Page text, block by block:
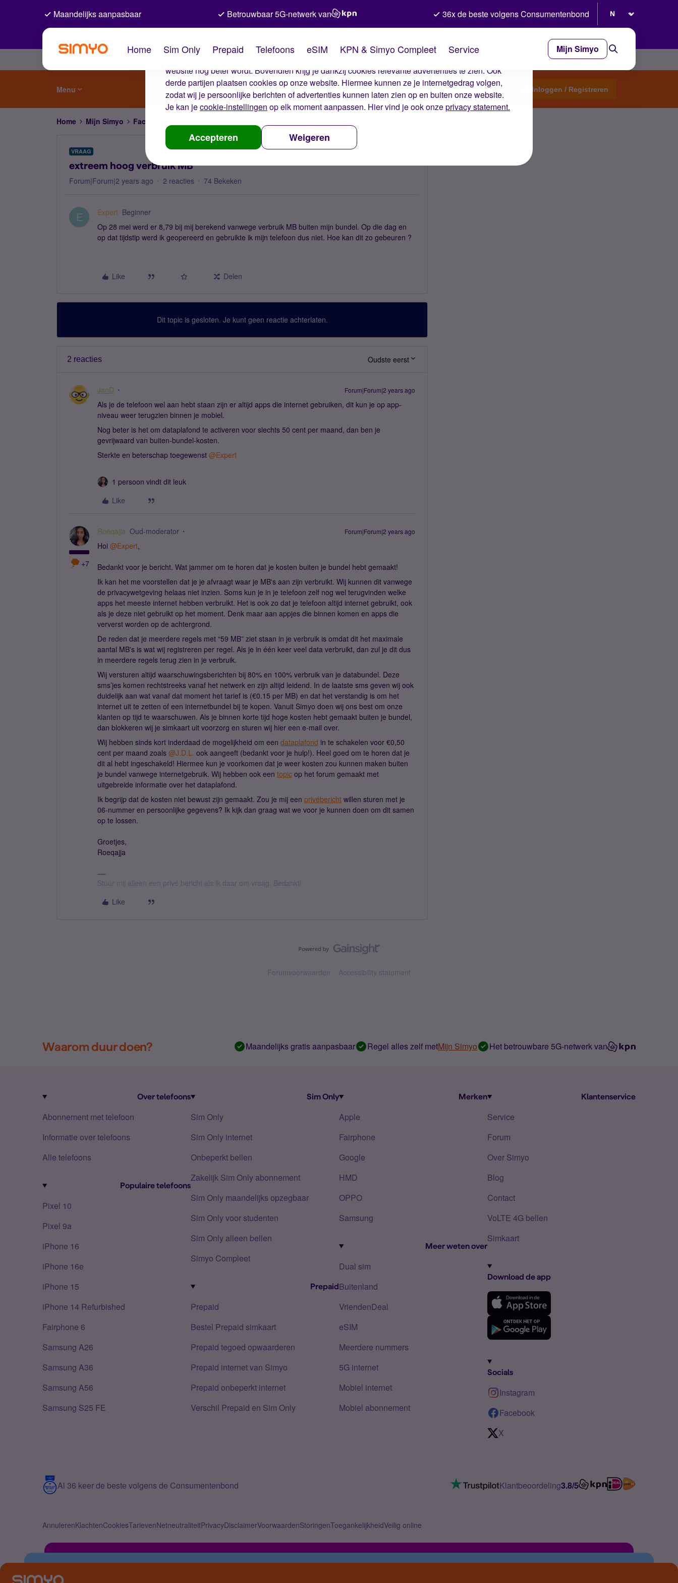
De cookies van Simyo
Wij gebruiken cookies op onze website. Met deze cookies zorgen wij ervoor dat je ervaring op de
website nog beter wordt. Bovendien krijg je dankzij cookies relevante advertenties te zien. Ook
derde partijen plaatsen cookies op onze website. Hiermee kunnen ze je internetgedrag volgen,
zodat wij je persoonlijke berichten of advertenties kunnen laten zien op en buiten onze website.
Je kan jecookie-instellingen op elk moment aanpassen. Hier vind je ook onzeprivacy statement.
Accepteren Weigeren
Maandelijks aanpasbaar Betrouwbaar 5G-netwerk van 36x de beste volgens Consumentenbond
Home Sim Only Prepaid Telefoons eSIM KPN & Simyo Compleet Service Mijn Simyo
Menu Start een topic Inloggen / Registreren
Home Mijn Simyo Factuur en betalen
VRAAG
extreem hoog verbruik MB
Forum|Forum|2 years ago 2 reacties 74 Bekeken
E Expert Beginner
Op 28 mei werd er 8,79 bij mij berekend vanwege verbruik MB buiten mijn bundel. Op die dag en
op dat tijdstip werd ik geopereerd en gebruikte ik mijn telefoon dus niet. Hoe kan dit zo gebeuren ?
Like Delen
Dit topic is gesloten. Je kunt geen reactie achterlaten.
2 reacties Oudste eerst
JanD Forum|Forum|2 years ago
Als je de telefoon wel aan hebt staan zijn er altijd apps die internet gebruiken, dit kun je op app-
niveau weer terugzien binnen je mobiel.
Nog beter is het om dataplafond te activeren voor slechts 50 cent per maand, dan ben je
gevrijwaard van buiten-bundel-kosten.
Sterkte en beterschap toegewenst @Expert
1 persoon vindt dit leuk
Like
+7
Roeqajja Oud-moderator Forum|Forum|2 years ago
Hoi @Expert,
Bedankt voor je bericht. Wat jammer om te horen dat je kosten buiten je bundel hebt gemaakt!
Ik kan het me voorstellen dat je je afvraagt waar je MB's aan zijn verbruikt. Wij kunnen dit vanwege
de privacywetgeving helaas niet inzien. Soms kun je in je telefoon zelf nog wel terugvinden welke
apps het meeste internet hebben verbruikt. Het is ook zo dat je telefoon altijd internet gebruikt, ook
als je deze niet gebruikt op het moment. Denk maar aan appjes die binnen komen en apps die
ververst worden op de achtergrond.
De reden dat je meerdere regels met “59 MB” ziet staan in je verbruik is omdat dit het maximale
aantal MB's is wat wij registreren per regel. Als je in één keer veel data verbruikt, dan zul je dit dus
in meerdere regels terug zien in je verbruik.
Wij versturen altijd waarschuwingsberichten bij 80% en 100% verbruik van je databundel. Deze
sms’jes komen rechtstreeks vanaf het netwerk en zijn altijd leidend. In de laatste sms geven wij ook
duidelijk aan wat vanaf dat moment het tarief is (€0.15 per MB) en dat het verstandig is om het
internet uit te zetten of een internetbundel bij te kopen. Vanuit Simyo doen wij ons best om onze
klanten op tijd te waarschuwen. Als je binnen korte tijd hoge kosten hebt gemaakt buiten je bundel,
dan blokkeren wij je simkaart uit voorzorg en sturen wij hier een e-mail over.
Wij hebben sinds kort inderdaad de mogelijkheid om een dataplafond in te schakelen voor €0,50
cent per maand zoals @J.D.L. ook aangeeft (bedankt voor je hulp!). Heel goed om te horen dat je
dit al hebt ingeschakeld! Hiermee kun je voorkomen dat je weer kosten zou kunnen maken buiten
je bundel vanwege internetgebruik. Wij hebben ook een topic op het forum gemaakt met
uitgebreide informatie over het dataplafond.
Ik begrijp dat de kosten niet bewust zijn gemaakt. Zou je mij een privébericht willen sturen met je
06-nummer en persoonlijke gegevens? Ik kijk dan graag wat we voor je kunnen doen om dit samen
op te lossen.
Groetjes,
Roeqajja
Stuur mij alleen een privé bericht als ik daar om vraag. Bedankt!
Like
Forumvoorwaarden Accessibility statement
Waarom duur doen? Maandelijks gratis aanpasbaar Regel alles zelf metMijn Simyo Het betrouwbare 5G-netwerk van
Over telefoons
Abonnement met telefoon
Informatie over telefoons
Alle telefoons
Populaire telefoons
Pixel 10
Pixel 9a
iPhone 16
iPhone 16e
iPhone 15
iPhone 14 Refurbished
Fairphone 6
Samsung A26
Samsung A36
Samsung A56
Samsung S25 FE
Sim Only
Sim Only
Sim Only internet
Onbeperkt bellen
Zakelijk Sim Only abonnement
Sim Only maandelijks opzegbaar
Sim Only voor studenten
Sim Only alleen bellen
Simyo Compleet
Prepaid
Prepaid
Bestel Prepaid simkaart
Prepaid tegoed opwaarderen
Prepaid internet van Simyo
Prepaid onbeperkt internet
Verschil Prepaid en Sim Only
Merken
Apple
Fairphone
Google
HMD
OPPO
Samsung
Meer weten over
Dual sim
Buitenland
VriendenDeal
eSIM
Meerdere nummers
5G internet
Mobiel internet
Mobiel abonnement
Klantenservice
Service
Forum
Over Simyo
Blog
Contact
VoLTE 4G bellen
Simkaart
Download de app
Socials
Instagram
Facebook
X
Al 36 keer de beste volgens de Consumentenbond Klantbeoordeling3.8/5
AnnulerenKlachtenCookiesTarievenNetneutraliteitPrivacyDisclaimerVoorwaardenStoringenToegankelijkheidVeilig online